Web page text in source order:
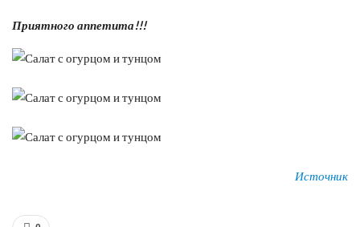
Приятного аппетита!!!
Источник